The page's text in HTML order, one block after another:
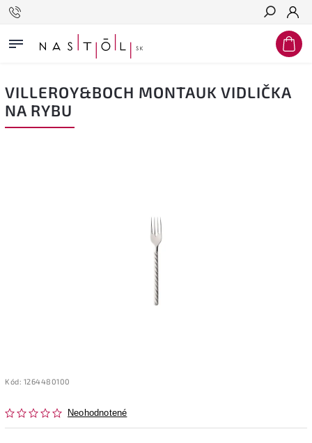
Hľadať
VILLEROY&BOCH MONTAUK VIDLIČKA
NA RYBU
Kód: 1264480100
Neohodnotené